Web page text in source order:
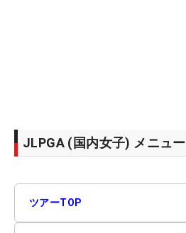
JLPGA (国内女子) メニュー
ツアーTOP